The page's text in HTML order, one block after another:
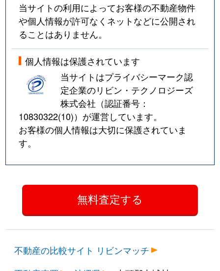
当サイトの利用によってお客様の不動産物件
や個人情報が許可なくネットなどに公開され
ることはありません。
個人情報は保護されています
当サイトはプライバシーマーク認
定企業のリビン・テクノロジーズ
株式会社（認証番号：
10830322(10)）が運営しています。
お客様の個人情報は大切に保護されていま
す。
不動産の比較サイト リビンマッチ